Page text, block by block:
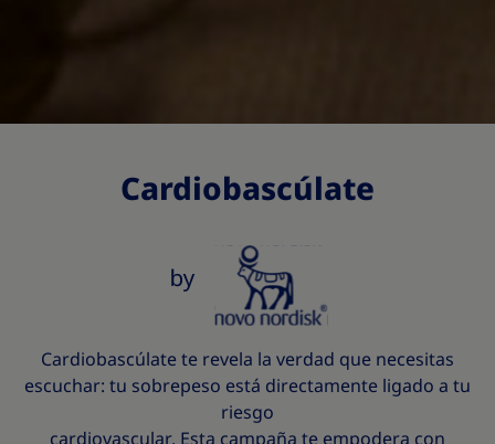
Cardiobascúlate
Cardiobascúlate te revela la verdad que necesitas
escuchar: tu sobrepeso está directamente ligado a tu
riesgo